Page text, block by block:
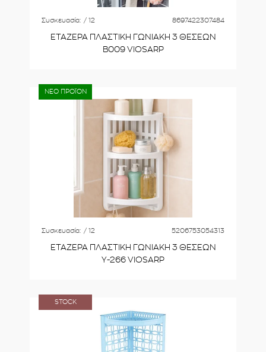
Συσκευασία: / 12 8697422307484
ΕΤΑΖΕΡΑ ΠΛΑΣΤΙΚΗ ΓΩΝΙΑΚΗ 3 ΘΕΣΕΩΝ
B009 VIOSARP
Συσκευασία: / 12 5206753054313
ΕΤΑΖΕΡΑ ΠΛΑΣΤΙΚΗ ΓΩΝΙΑΚΗ 3 ΘΕΣΕΩΝ
Υ-266 VIOSARP
ΝΕΟ ΠΡΟΪΟΝ
STOCK